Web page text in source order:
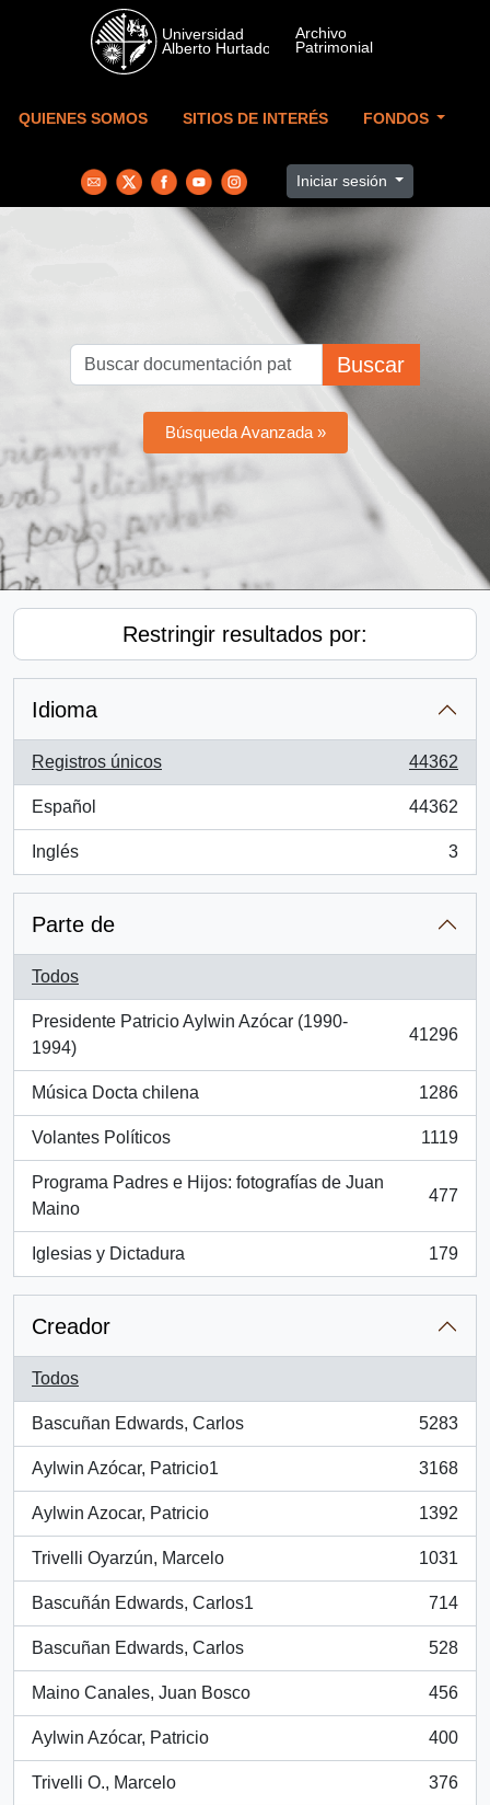
Skip to main content
QUIENES SOMOS SITIOS DE INTERÉS FONDOS
Iniciar sesión
Buscar
Búsqueda Avanzada »
Restringir resultados por:
Idioma
Registros únicos
, 44362 resultados
44362
Español
, 44362 resultados
44362
Inglés
, 3 resultados
3
Parte de
Todos
Presidente Patricio Aylwin Azócar (1990-
1994)
, 41296 resultados
41296
Música Docta chilena
, 1286 resultados
1286
Volantes Políticos
, 1119 resultados
1119
Programa Padres e Hijos: fotografías de Juan
Maino
, 477 resultados
477
Iglesias y Dictadura
, 179 resultados
179
Creador
Todos
Bascuñan Edwards, Carlos
, 5283 resultados
5283
Aylwin Azócar, Patricio1
, 3168 resultados
3168
Aylwin Azocar, Patricio
, 1392 resultados
1392
Trivelli Oyarzún, Marcelo
, 1031 resultados
1031
Bascuñán Edwards, Carlos1
, 714 resultados
714
Bascuñan Edwards, Carlos
, 528 resultados
528
Maino Canales, Juan Bosco
, 456 resultados
456
Aylwin Azócar, Patricio
, 400 resultados
400
Trivelli O., Marcelo
, 376 resultados
376